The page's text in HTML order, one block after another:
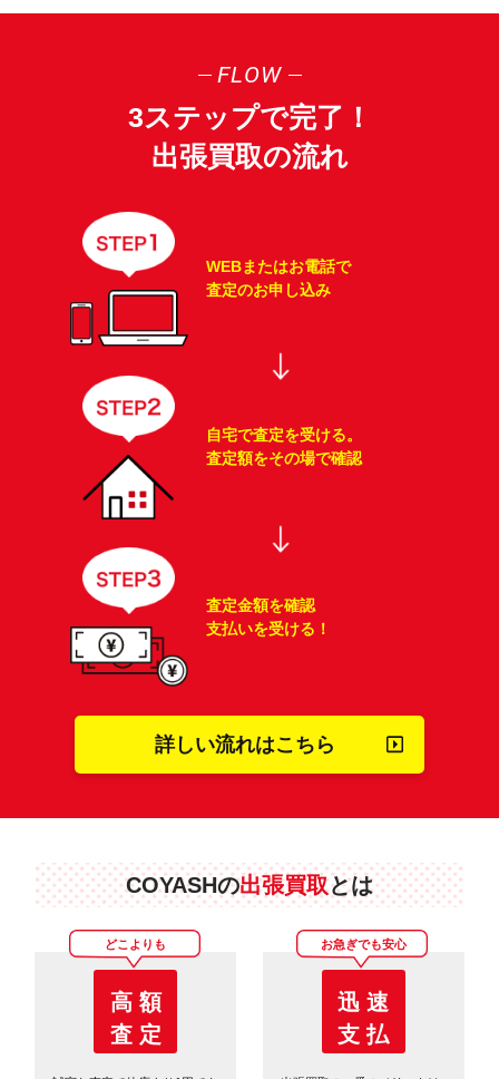
FLOW
3ステップで完了！
出張買取の流れ
WEBまたはお電話で
査定のお申し込み
自宅で査定を受ける。
査定額をその場で確認
査定金額を確認
支払いを受ける！
詳しい流れはこちら
COYASHの出張買取とは
どこよりも
高 額
査 定
お急ぎでも安心
迅 速
支 払